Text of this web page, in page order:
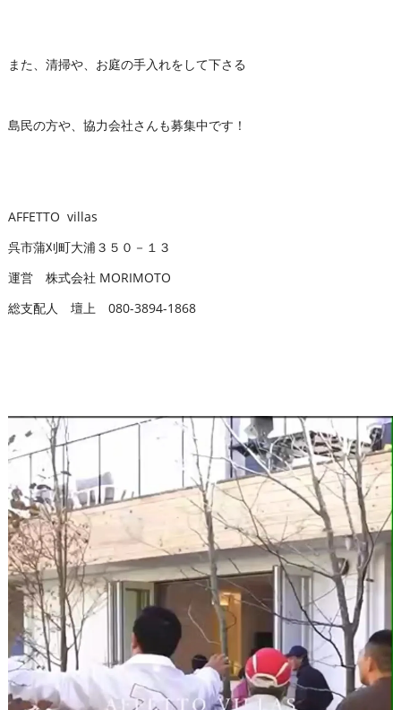
また、清掃や、お庭の手入れをして下さる
島民の方や、協力会社さんも募集中です！
AFFETTO villas
呉市蒲刈町大浦３５０－１３
運営 株式会社 MORIMOTO
総支配人 壇上 080-3894-1868